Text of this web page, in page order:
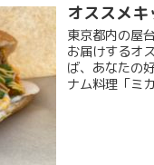
オススメ
東京都内の屋
お届けするオ
ば、あなたの
ナム料理「ミ